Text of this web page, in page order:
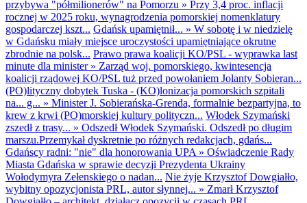
przybywa "półmilionerów" na Pomorzu » Przy 3,4 proc. inflacji
rocznej w 2025 roku, wynagrodzenia pomorskiej nomenklatury
gospodarczej kszt... Gdańsk upamiętnił... » W sobotę i w niedzielę
w Gdańsku miały miejsce uroczystości upamiętniające okrutne
zbrodnie na polsk... Prawo prawa koalicji KO/PSL - wyprawka last
minute dla minister» Zarząd woj. pomorskiego, kwintesencja
koalicji rządowej KO/PSL tuż przed powołaniem Jolanty Sobieran...
(PO)lityczny dobytek Tuska - (KO)lonizacja pomorskich szpitali
na... g... » Minister J. Sobierańska-Grenda, formalnie bezpartyjna, to
krew z krwi (PO)morskiej kultury polityczn... Włodek Szymański
zszedł z trasy... » Odszedł Włodek Szymański. Odszedł po długim
marszu.Przemykał dyskretnie po różnych redakcjach, gdańs...
Gdańscy radni: "nie" dla honorowania UPA » Oświadczenie Rady
Miasta Gdańska w sprawie decyzji Prezydenta Ukrainy
Wołodymyra Zełenskiego o nadan... Nie żyje Krzysztof Dowgiałło,
wybitny opozycjonista PRL, autor słynnej... » Zmarł Krzysztof